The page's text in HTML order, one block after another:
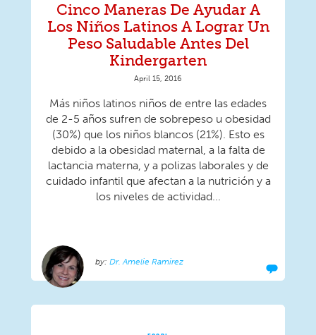
Cinco Maneras De Ayudar A
Los Niños Latinos A Lograr Un
Peso Saludable Antes Del
Kindergarten
April 15, 2016
Más niños latinos niños de entre las edades
de 2-5 años sufren de sobrepeso u obesidad
(30%) que los niños blancos (21%). Esto es
debido a la obesidad maternal, a la falta de
lactancia materna, y a polizas laborales y de
cuidado infantil que afectan a la nutrición y a
los niveles de actividad...
Dr. Amelie Ramirez